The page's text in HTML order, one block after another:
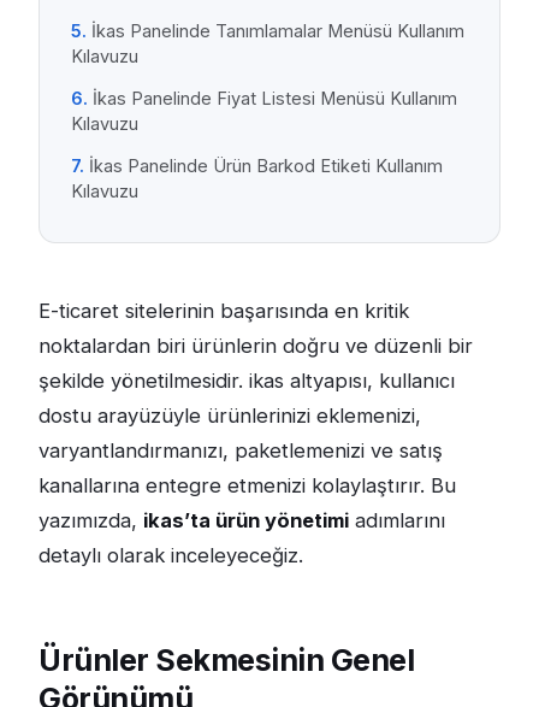
İkas Panelinde Tanımlamalar Menüsü Kullanım
Kılavuzu
İkas Panelinde Fiyat Listesi Menüsü Kullanım
Kılavuzu
İkas Panelinde Ürün Barkod Etiketi Kullanım
Kılavuzu
E-ticaret sitelerinin başarısında en kritik
noktalardan biri ürünlerin doğru ve düzenli bir
şekilde yönetilmesidir. ikas altyapısı, kullanıcı
dostu arayüzüyle ürünlerinizi eklemenizi,
varyantlandırmanızı, paketlemenizi ve satış
kanallarına entegre etmenizi kolaylaştırır. Bu
yazımızda, ikas’ta ürün yönetimi adımlarını
detaylı olarak inceleyeceğiz.
Ürünler Sekmesinin Genel
Görünümü